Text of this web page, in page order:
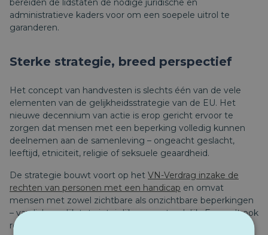
bereiden de lidstaten de nodige juridische en
administratieve kaders voor om een ​​soepele uitrol te
garanderen.
Sterke strategie, breed perspectief
Het concept van handvesten is slechts één van de vele
elementen van de gelijkheidsstrategie van de EU. Het
nieuwe decennium van actie is erop gericht ervoor te
zorgen dat mensen met een beperking volledig kunnen
deelnemen aan de samenleving – ongeacht geslacht,
leeftijd, etniciteit, religie of seksuele geaardheid.
De strategie bouwt voort op het VN-Verdrag inzake de
rechten van personen met een handicap en omvat
mensen met zowel zichtbare als onzichtbare beperkingen
– van lichamelijk tot zintuiglijk en verstandelijk. Er wordt ook
rekening gehouden met het risico op meervoudige